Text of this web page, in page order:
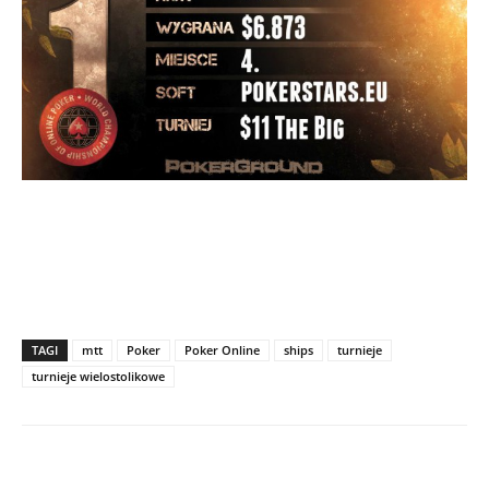
TAGI mtt Poker Poker Online ships
turnieje
turnieje wielostolikowe